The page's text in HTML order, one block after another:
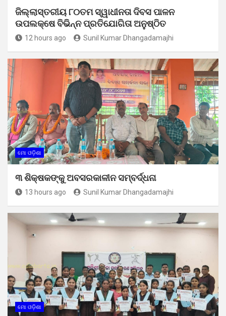
ଜିଲ୍ଲାସ୍ତରୀୟ ୮୦ତମ ସ୍ୱାଧୀନତା ଦିବସ ପାଳନ
ଉପଲକ୍ଷେ ବିଭିନ୍ନ ପ୍ରତିଯୋଗିତା ଅନୁଷ୍ଠିତ
12 hours ago Sunil Kumar Dhangadamajhi
ମୋ ଓଡ଼ିଶା
୩ ଶିକ୍ଷକଙ୍କୁ ଅବସରକାଳୀନ ସମ୍ବର୍ଦ୍ଧନା
13 hours ago Sunil Kumar Dhangadamajhi
ମୋ ଓଡ଼ିଶା